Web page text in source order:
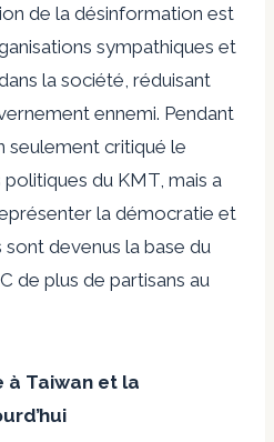
de la désinformation est
sympathiques et
la société, réduisant
ennemi. Pendant
seulement critiqué le
du KMT, mais a
la démocratie et
devenus la base du
de plus de partisans au
à Taiwan et la